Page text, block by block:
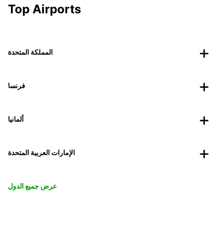
Top Airports
المملكة المتحدة
فرنسا
ألمانيا
الإمارات العربية المتحدة
عرض جميع الدول